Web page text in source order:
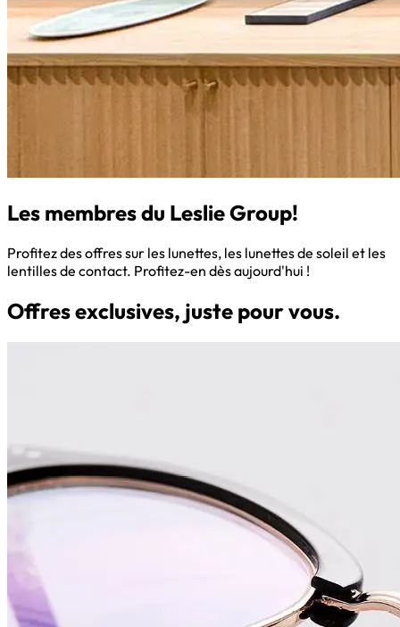
Les membres du Leslie Group!
Profitez des offres sur les lunettes, les lunettes de soleil et les
lentilles de contact. Profitez-en dès aujourd'hui !
Offres exclusives, juste pour vous.